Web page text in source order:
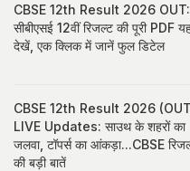
CBSE 12th Result 2026 OUT:
सीबीएसई 12वीं रिजल्ट की पूरी PDF
देखें, एक क्लिक में जानें फुल डिटेल
CBSE 12th Result 2026
LIVE Updates: साउथ के शहरों का
जलवा, टॉपर्स का आंकड़ा...CBSE
की बड़ी बातें